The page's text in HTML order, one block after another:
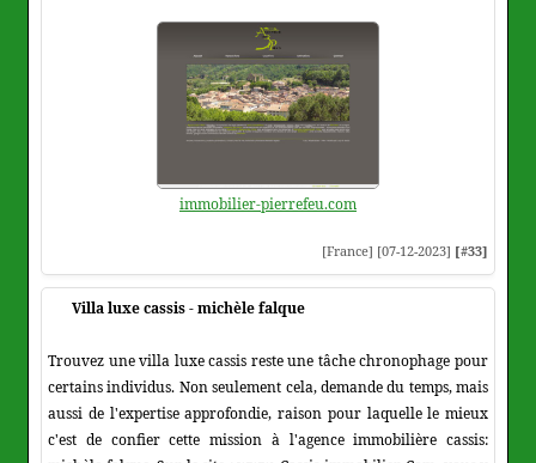
immobilier-pierrefeu.com
[France] [07-12-2023] [#33]
Villa luxe cassis - michèle falque
Trouvez une villa luxe cassis reste une tâche chronophage pour
certains individus. Non seulement cela, demande du temps, mais
aussi de l'expertise approfondie, raison pour laquelle le mieux
c'est de confier cette mission à l'agence immobilière cassis: